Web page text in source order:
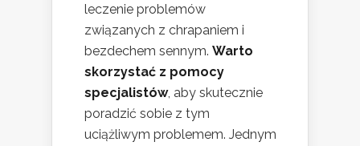
leczenie problemów
związanych z chrapaniem i
bezdechem sennym. Warto
skorzystać z pomocy
specjalistów, aby skutecznie
poradzić sobie z tym
uciążliwym problemem. Jednym